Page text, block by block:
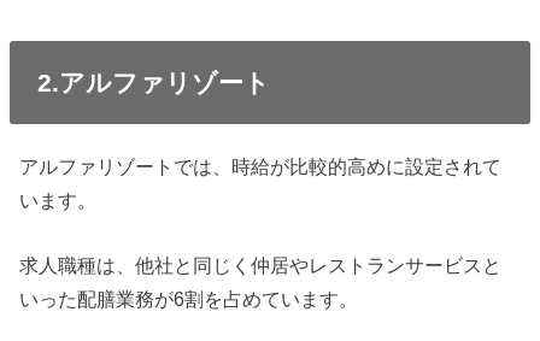
2.アルファリゾート
アルファリゾートでは、時給が比較的高めに設定されて
います。
求人職種は、他社と同じく仲居やレストランサービスと
いった配膳業務が6割を占めています。